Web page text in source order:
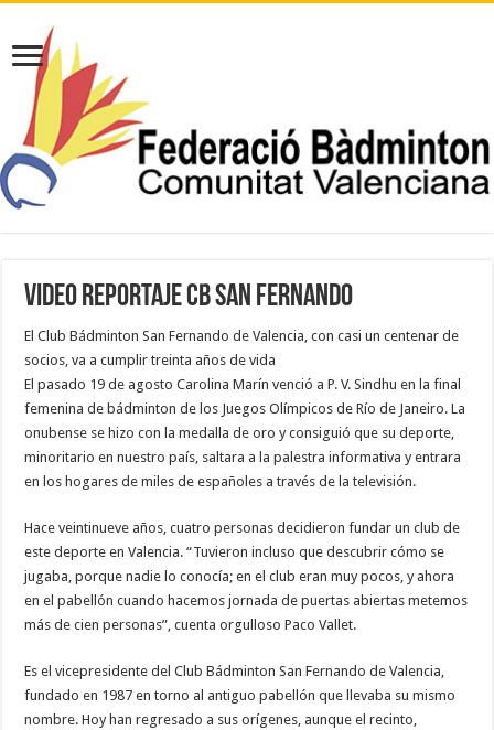
VIDEO REPORTAJE CB SAN FERNANDO
El Club Bádminton San Fernando de Valencia, con casi un centenar de
socios, va a cumplir treinta años de vida
El pasado 19 de agosto Carolina Marín venció a P. V. Sindhu en la final
femenina de bádminton de los Juegos Olímpicos de Río de Janeiro. La
onubense se hizo con la medalla de oro y consiguió que su deporte,
minoritario en nuestro país, saltara a la palestra informativa y entrara
en los hogares de miles de españoles a través de la televisión.
Hace veintinueve años, cuatro personas decidieron fundar un club de
este deporte en Valencia. “Tuvieron incluso que descubrir cómo se
jugaba, porque nadie lo conocía; en el club eran muy pocos, y ahora
en el pabellón cuando hacemos jornada de puertas abiertas metemos
más de cien personas”, cuenta orgulloso Paco Vallet.
Es el vicepresidente del Club Bádminton San Fernando de Valencia,
fundado en 1987 en torno al antiguo pabellón que llevaba su mismo
nombre. Hoy han regresado a sus orígenes, aunque el recinto,